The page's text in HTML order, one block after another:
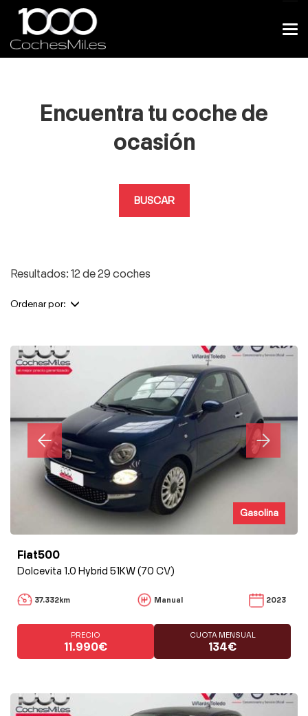
Encuentra tu coche de
ocasión
BUSCAR
Resultados: 12 de 29 coches
Ordenar por:
Gasolina
Fiat500
Dolcevita 1.0 Hybrid 51KW (70 CV)
37.332km Manual 2023
PRECIO
11.990€
CUOTA MENSUAL
134€